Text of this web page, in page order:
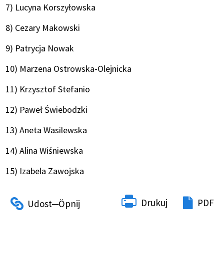
7) Lucyna Korszyłowska
8) Cezary Makowski
9) Patrycja Nowak
10) Marzena Ostrowska-Olejnicka
11) Krzysztof Stefanio
12) Paweł Świebodzki
13) Aneta Wasilewska
14) Alina Wiśniewska
15) Izabela Zawojska
Drukuj PDF